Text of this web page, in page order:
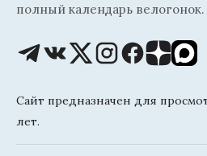
полный календарь велогонок.
Сайт предназначен для
лет.